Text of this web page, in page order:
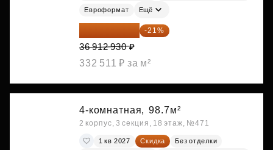
Евроформат Ещё
29 161 215 ₽ -21%
36 912 930 ₽
332 511 ₽ за м²
4-комнатная, 98.7м²
2 корпус, 3 секция, 18 этаж, №471
1 кв 2027 Скидка
Без отделки